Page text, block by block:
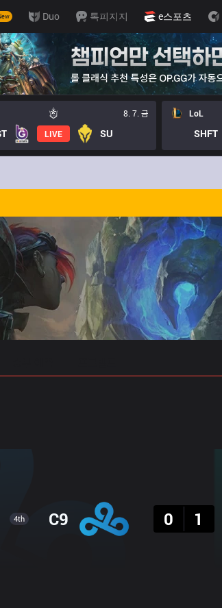
Duo 톡피지지 e스포츠
8. 7. 금
LIVE SU
LoL
SHFT
4th C9
0
1